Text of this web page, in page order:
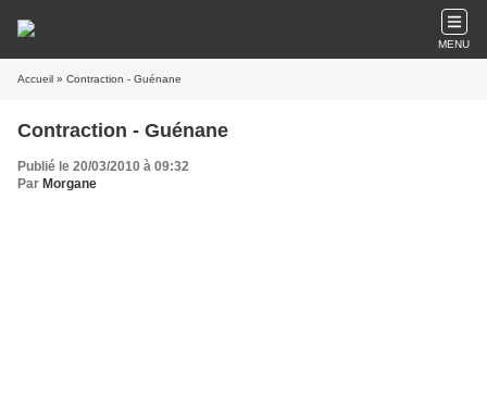
MENU
Accueil » Contraction - Guénane
Contraction - Guénane
Publié le 20/03/2010 à 09:32
Par Morgane